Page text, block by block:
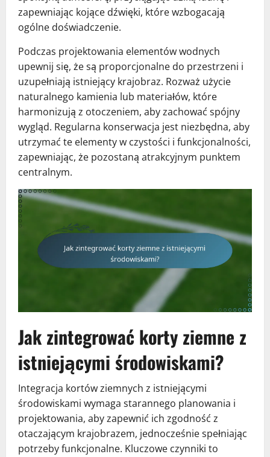
zapewniając kojące dźwięki, które wzbogacają
ogólne doświadczenie.
Podczas projektowania elementów wodnych
upewnij się, że są proporcjonalne do przestrzeni i
uzupełniają istniejący krajobraz. Rozważ użycie
naturalnego kamienia lub materiałów, które
harmonizują z otoczeniem, aby zachować spójny
wygląd. Regularna konserwacja jest niezbędna, aby
utrzymać te elementy w czystości i funkcjonalności,
zapewniając, że pozostaną atrakcyjnym punktem
centralnym.
Jak zintegrować korty ziemne z
istniejącymi środowiskami?
Integracja kortów ziemnych z istniejącymi
środowiskami wymaga starannego planowania i
projektowania, aby zapewnić ich zgodność z
otaczającym krajobrazem, jednocześnie spełniając
potrzeby funkcjonalne. Kluczowe czynniki to